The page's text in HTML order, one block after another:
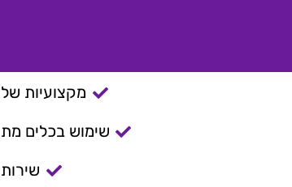
מקצועיות של
שימוש בכלים